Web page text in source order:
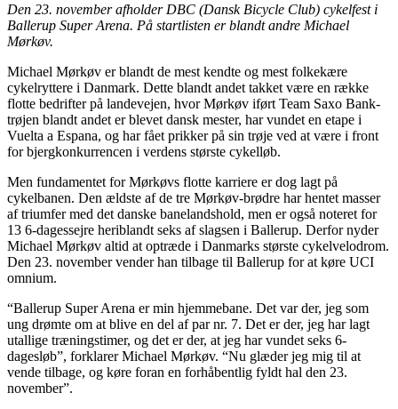
Den 23. november afholder DBC (Dansk Bicycle Club) cykelfest i
Ballerup Super Arena. På startlisten er blandt andre Michael
Mørkøv.
Michael Mørkøv er blandt de mest kendte og mest folkekære
cykelryttere i Danmark. Dette blandt andet takket være en række
flotte bedrifter på landevejen, hvor Mørkøv iført Team Saxo Bank-
trøjen blandt andet er blevet dansk mester, har vundet en etape i
Vuelta a Espana, og har fået prikker på sin trøje ved at være i front
for bjergkonkurrencen i verdens største cykelløb.
Men fundamentet for Mørkøvs flotte karriere er dog lagt på
cykelbanen. Den ældste af de tre Mørkøv-brødre har hentet masser
af triumfer med det danske banelandshold, men er også noteret for
13 6-dagessejre heriblandt seks af slagsen i Ballerup. Derfor nyder
Michael Mørkøv altid at optræde i Danmarks største cykelvelodrom.
Den 23. november vender han tilbage til Ballerup for at køre UCI
omnium.
“Ballerup Super Arena er min hjemmebane. Det var der, jeg som
ung drømte om at blive en del af par nr. 7. Det er der, jeg har lagt
utallige træningstimer, og det er der, at jeg har vundet seks 6-
dagesløb”, forklarer Michael Mørkøv. “Nu glæder jeg mig til at
vende tilbage, og køre foran en forhåbentlig fyldt hal den 23.
november”.